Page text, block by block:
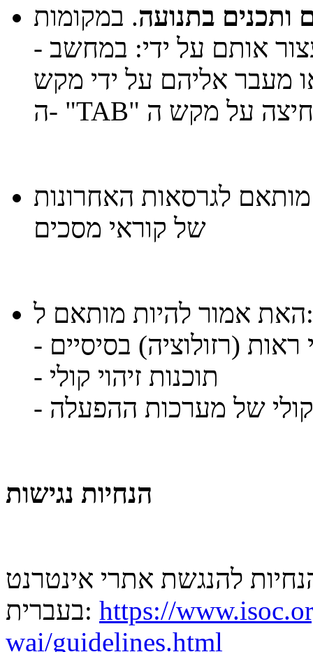
ותכנים בתנועה. במקומות
אותם על ידי: במחשב -
מעבר אליהם על ידי מקש
לגרסאות האחרונות
של קוראי מסכים
האת אמור להיות מותאם ל:
ראות (רזולוציה) בסיסיים
- תוכנות זיהוי קולי
קולי של מערכות ההפעלה
הנחיות נגישות
בעברית: https://
wai/guidelines.html